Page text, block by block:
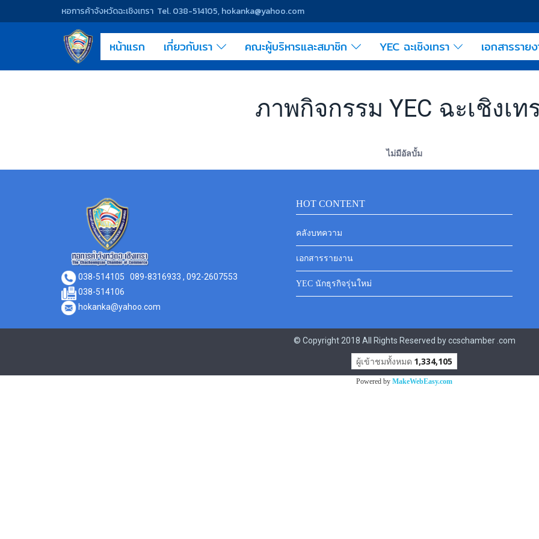
หอการค้าจังหวัดฉะเชิงเทรา Tel. 038-514105, hokanka@yahoo.com
หน้าแรก เกี่ยวกับเรา คณะผู้บริหารและสมาชิก YEC ฉะเชิงเทรา เอกสารราย
ภาพกิจกรรม YEC ฉะเชิงเท
ไม่มีอัลบั้ม
038-514105 089-8316933 , 092-2607553
038-514106
hokanka@yahoo.com
HOT CONTENT
คลังบทความ
เอกสารรายงาน
YEC นักธุรกิจรุ่นใหม่
© Copyright 2018 All Rights Reserved by ccschamber .com
ผู้เข้าชมทั้งหมด 1,334,105
Powered by MakeWebEasy.com